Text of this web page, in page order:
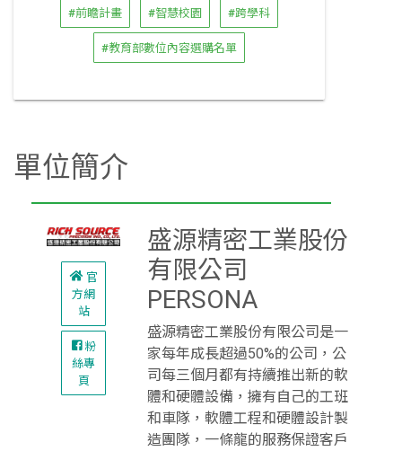
#前瞻計畫 #智慧校園 #跨學科
#教育部數位內容選購名單
單位簡介
官
方網
站
粉
絲專
頁
盛源精密工業股份
有限公司
PERSONA
盛源精密工業股份有限公司是一
家每年成長超過50%的公司，公
司每三個月都有持續推出新的軟
體和硬體設備，擁有自己的工班
和車隊，軟體工程和硬體設計製
造團隊，一條龍的服務保證客戶